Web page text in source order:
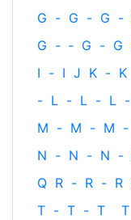
G - G - G -
G - ‐ G - G
I - I J K - K
- L - L - L -
M - M - M -
N - N - N -
Q R - R - R
T - T - T T